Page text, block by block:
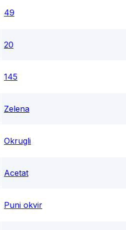
49
20
145
Zelena
Okrugli
Acetat
Puni okvir